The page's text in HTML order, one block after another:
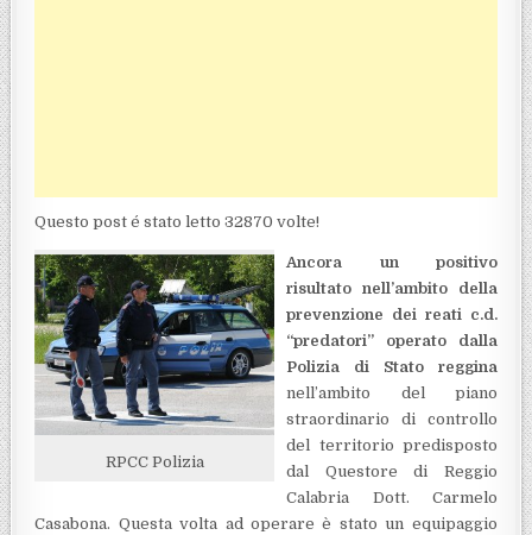
Questo post é stato letto 32870 volte!
RPCC Polizia
Ancora un positivo
risultato nell’ambito della
prevenzione dei reati c.d.
“predatori” operato dalla
Polizia di Stato reggina
nell’ambito del piano
straordinario di controllo
del territorio predisposto
dal Questore di Reggio
Calabria Dott. Carmelo
Casabona. Questa volta ad operare è stato un equipaggio